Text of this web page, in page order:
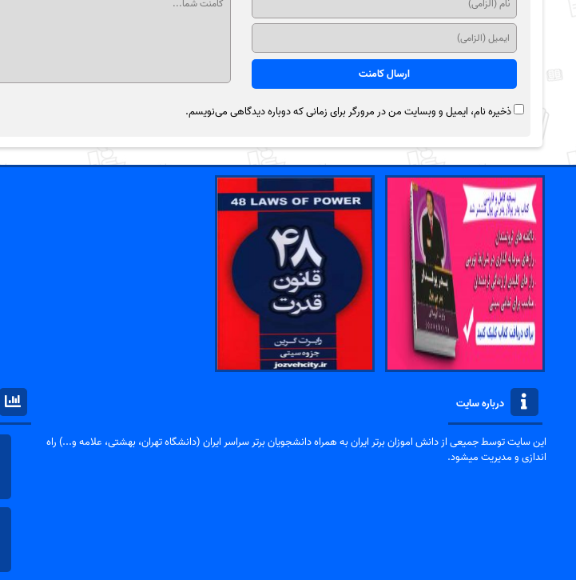
ذخیره نام، ایمیل و وبسایت من در مرورگر برای زمانی که دوباره دیدگاهی می‌نویسم.
درباره سایت
این سایت توسط جمیعی از دانش اموزان برتر ایران به همراه دانشجویان برتر سراسر ایران (دانشگاه تهران، بهشتی، علامه و...) راه
اندازی و مدیریت میشود.